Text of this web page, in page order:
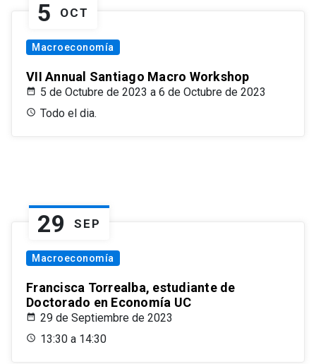
5 OCT
Macroeconomía
VII Annual Santiago Macro Workshop
5 de Octubre de 2023 a 6 de Octubre de 2023
Todo el dia.
29 SEP
Macroeconomía
Francisca Torrealba, estudiante de
Doctorado en Economía UC
29 de Septiembre de 2023
13:30 a 14:30